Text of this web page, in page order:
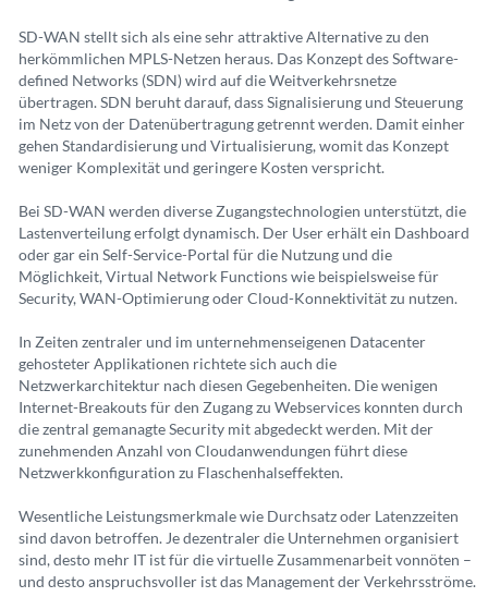
SD-WAN stellt sich als eine sehr attraktive Alternative zu den
herkömmlichen MPLS-Netzen heraus. Das Konzept des Software-
defined Networks (SDN) wird auf die Weitverkehrsnetze
übertragen. SDN beruht darauf, dass Signalisierung und Steuerung
im Netz von der Datenübertragung getrennt werden. Damit einher
gehen Standardisierung und Virtualisierung, womit das Konzept
weniger Komplexität und geringere Kosten verspricht.
Bei SD-WAN werden diverse Zugangstechnologien unterstützt, die
Lastenverteilung erfolgt dynamisch. Der User erhält ein Dashboard
oder gar ein Self-Service-Portal für die Nutzung und die
Möglichkeit, Virtual Network Functions wie beispielsweise für
Security, WAN-Optimierung oder Cloud-Konnektivität zu nutzen.
In Zeiten zentraler und im unternehmenseigenen Datacenter
gehosteter Applikationen richtete sich auch die
Netzwerkarchitektur nach diesen Gegebenheiten. Die wenigen
Internet-Breakouts für den Zugang zu Webservices konnten durch
die zentral gemanagte Security mit abgedeckt werden. Mit der
zunehmenden Anzahl von Cloudanwendungen führt diese
Netzwerkkonfiguration zu Flaschenhalseffekten.
Wesentliche Leistungsmerkmale wie Durchsatz oder Latenzzeiten
sind davon betroffen. Je dezentraler die Unternehmen organisiert
sind, desto mehr IT ist für die virtuelle Zusammenarbeit vonnöten –
und desto anspruchsvoller ist das Management der Verkehrsströme.